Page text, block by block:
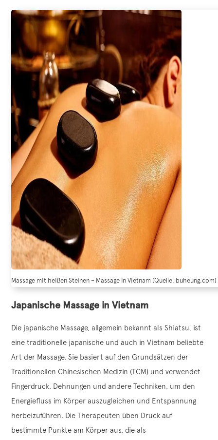
Massage mit heißen Steinen – Massage in Vietnam (Quelle: buheung.com)
Japanische Massage in Vietnam
Die japanische Massage, allgemein bekannt als Shiatsu, ist
eine traditionelle japanische und auch in Vietnam beliebte
Art der Massage. Sie basiert auf den Grundsätzen der
Traditionellen Chinesischen Medizin (TCM) und verwendet
Fingerdruck, Dehnungen und andere Techniken, um den
Energiefluss im Körper auszugleichen und Entspannung
herbeizuführen. Die Therapeuten üben Druck auf
bestimmte Punkte am Körper aus, die als